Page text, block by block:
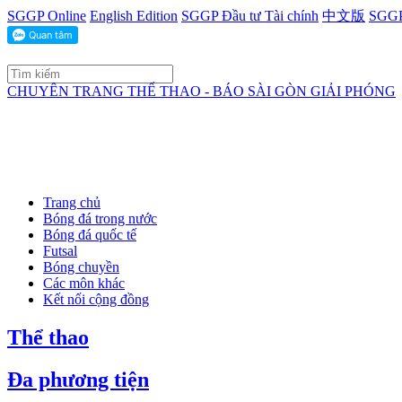
SGGP Online English Edition SGGP Đầu tư Tài chính 中文版
CHUYÊN TRANG THỂ THAO - BÁO SÀI GÒN GIẢI PHÓNG
Trang chủ
Bóng đá trong nước
Bóng đá quốc tế
Futsal
Bóng chuyền
Các môn khác
Kết nối cộng đồng
Thể thao
Đa phương tiện